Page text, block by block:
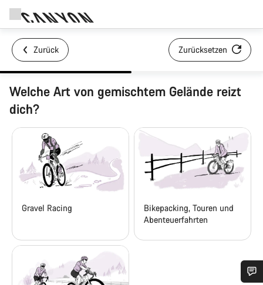
Zurück Zurücksetzen
Welche Art von gemischtem Gelände reizt
dich?
Gravel Racing
Bikepacking, Touren und
Abenteuerfahrten